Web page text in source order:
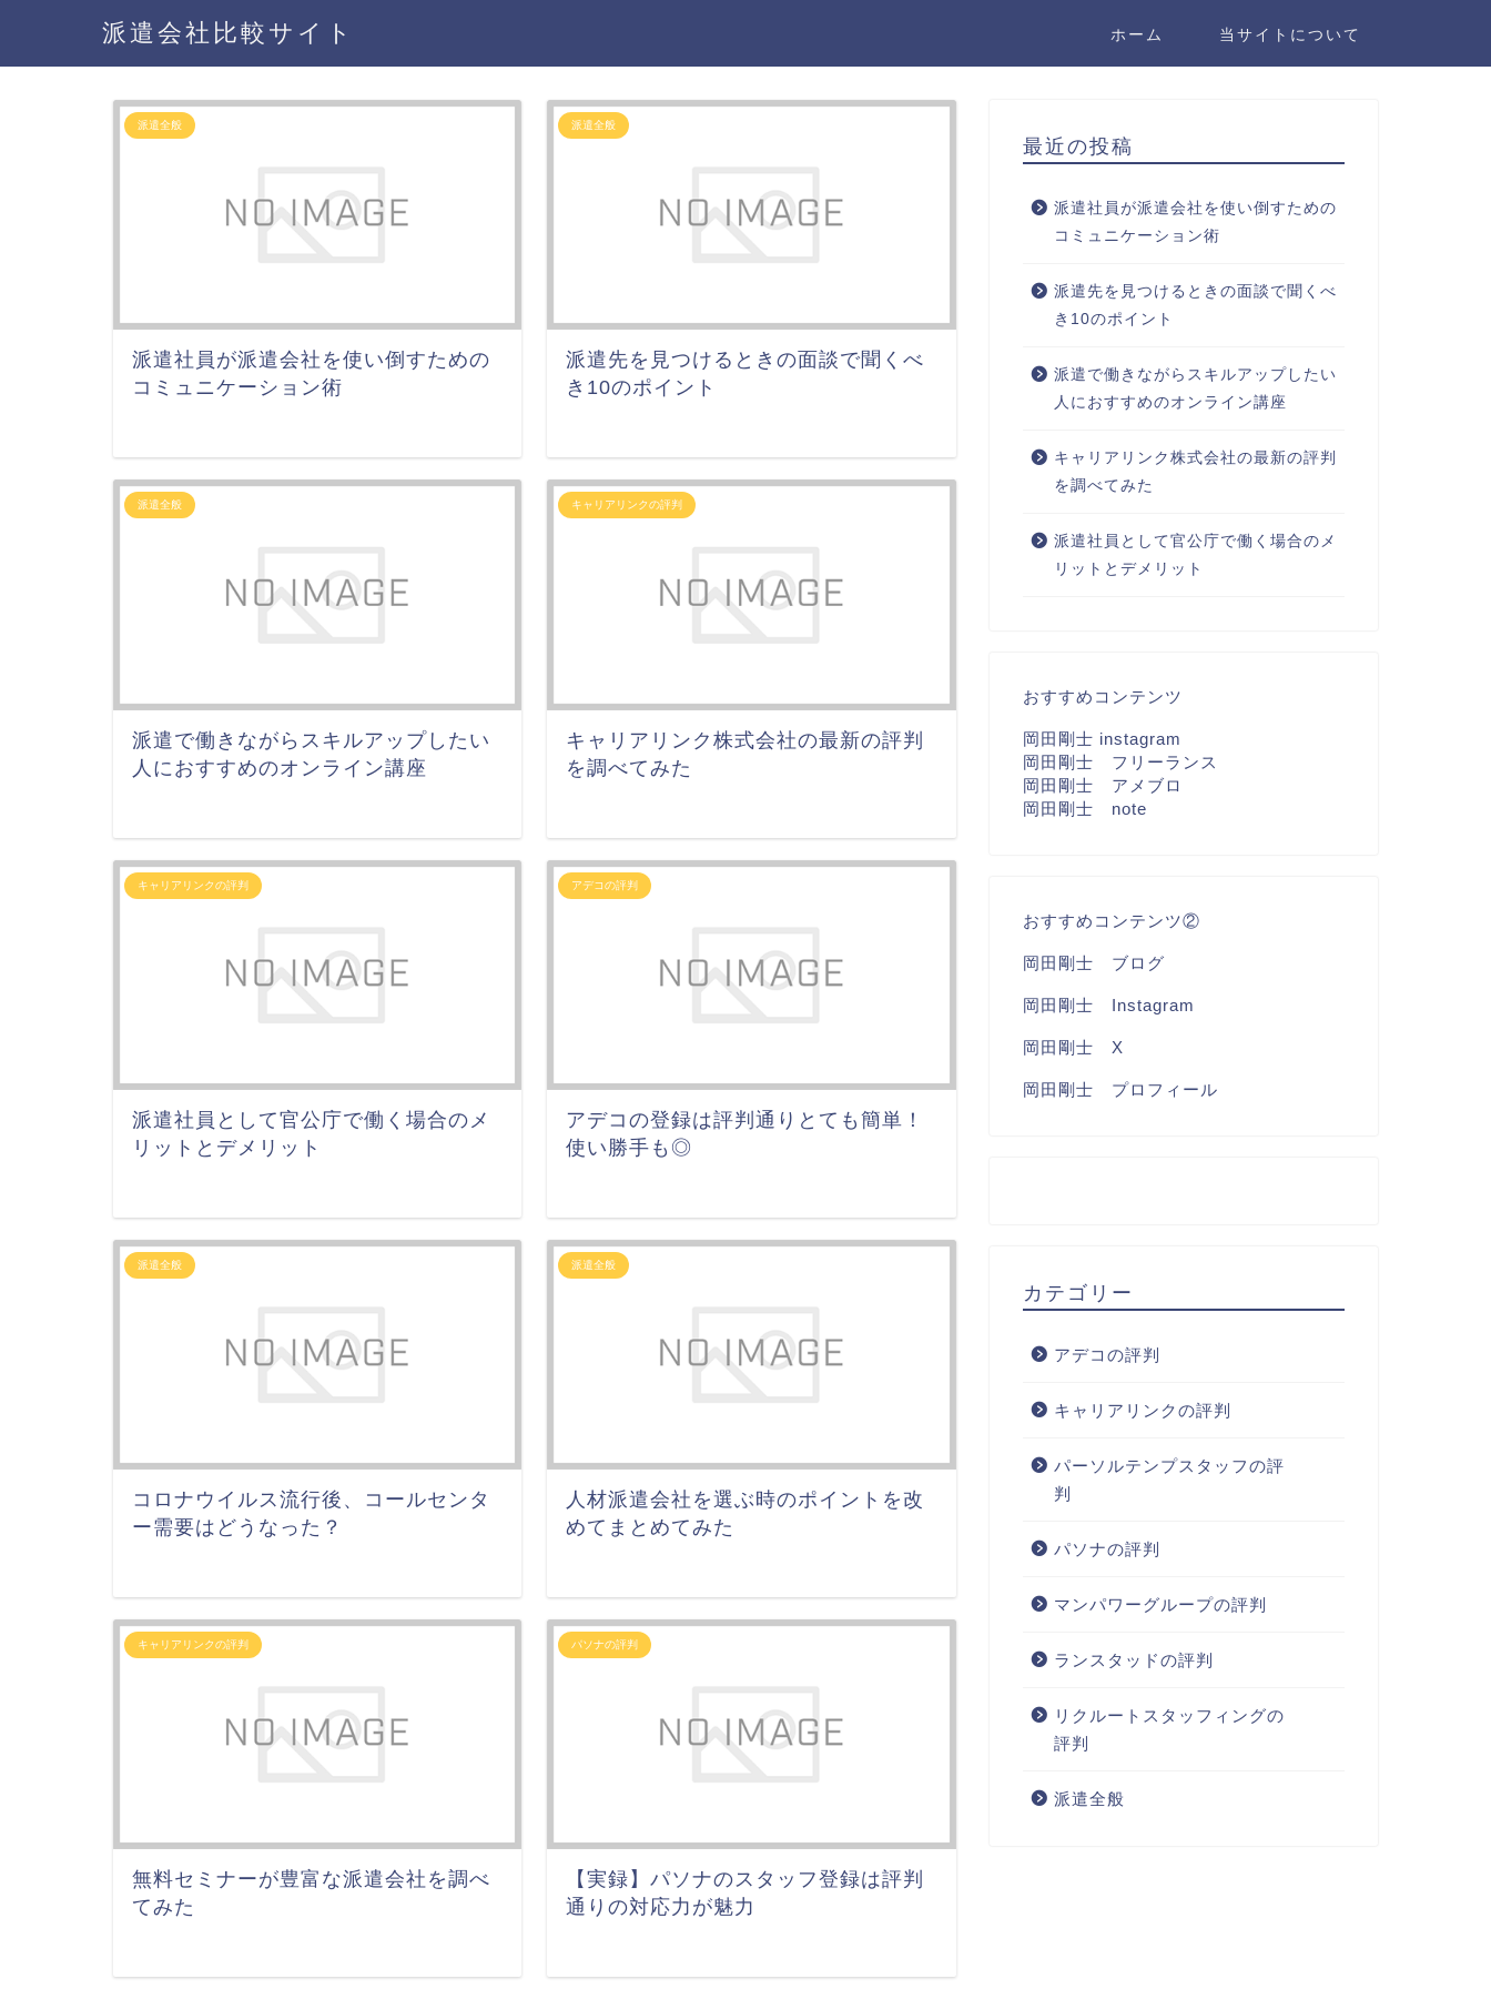
派遣会社比較サイト ホーム 当サイトについて
派遣全般
派遣社員が派遣会社を使い倒すための
コミュニケーション術
派遣全般
派遣先を見つけるときの面談で聞くべ
き10のポイント
派遣全般
派遣で働きながらスキルアップしたい
人におすすめのオンライン講座
キャリアリンクの評判
キャリアリンク株式会社の最新の評判
を調べてみた
キャリアリンクの評判
派遣社員として官公庁で働く場合のメ
リットとデメリット
アデコの評判
アデコの登録は評判通りとても簡単！
使い勝手も◎
派遣全般
コロナウイルス流行後、コールセンタ
ー需要はどうなった？
派遣全般
人材派遣会社を選ぶ時のポイントを改
めてまとめてみた
キャリアリンクの評判
無料セミナーが豊富な派遣会社を調べ
てみた
パソナの評判
【実録】パソナのスタッフ登録は評判
通りの対応力が魅力
最近の投稿
派遣社員が派遣会社を使い倒すための
コミュニケーション術
派遣先を見つけるときの面談で聞くべ
き10のポイント
派遣で働きながらスキルアップしたい
人におすすめのオンライン講座
キャリアリンク株式会社の最新の評判
を調べてみた
派遣社員として官公庁で働く場合のメ
リットとデメリット
おすすめコンテンツ
岡田剛士 instagram
岡田剛士 フリーランス
岡田剛士 アメブロ
岡田剛士 note
おすすめコンテンツ②
岡田剛士 ブログ
岡田剛士 Instagram
岡田剛士 X
岡田剛士 プロフィール
カテゴリー
アデコの評判
キャリアリンクの評判
パーソルテンプスタッフの評
判
パソナの評判
マンパワーグループの評判
ランスタッドの評判
リクルートスタッフィングの
評判
派遣全般